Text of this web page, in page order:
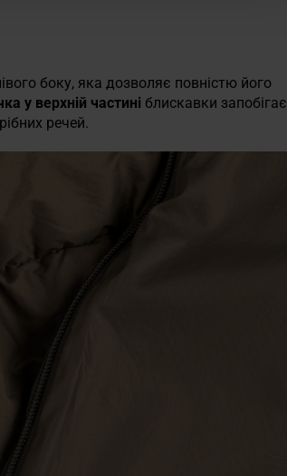
боку, яка дозволяє повністю його
у верхній частині блискавки запобігає
речей.